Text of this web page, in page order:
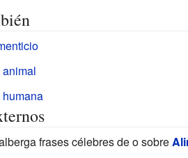
frases célebres de o sobre